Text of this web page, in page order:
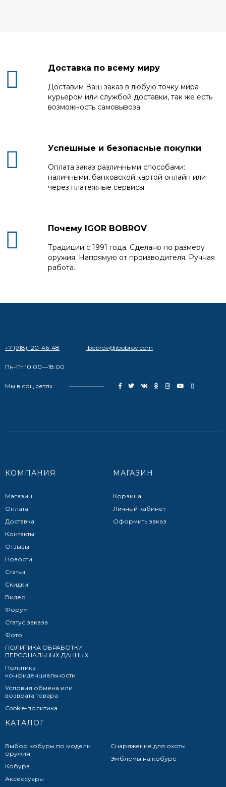
Доставка по всему миру
Доставим Ваш заказ в любую точку мира
курьером или службой доставки, так же есть
возможность самовывоза
Успешные и безопасные покупки
Оплата заказ различными способами:
наличными, банковской картой онлайн или
через платежные сервисы
Почему IGOR BOBROV
Традиции с 1991 года. Сделано по размеру
оружия. Напрямую от производителя. Ручная
работа.
+7 (918) 120-46-48 ibobrov@ibobrov.com
Пн-Пт 10:00—18:00
Мы в соц.сетях
КОМПАНИЯ
Магазин
Оплата
Доставка
Контакты
Отзывы
Новости
Статьи
Скидки
Видео
Форум
Статус заказа
Фото
ПОЛИТИКА ОБРАБОТКИ
ПЕРСОНАЛЬНЫХ ДАННЫХ​
Политика
конфиденциальности
Условия обмена или
возврата товара
Cookie-политика
МАГАЗИН
Корзина
Личный кабинет
Оформить заказ
КАТАЛОГ
Выбор кобуры по модели
оружия
Кобура
Аксессуары
Снаряжение для охоты
Эмблемы на кобуре